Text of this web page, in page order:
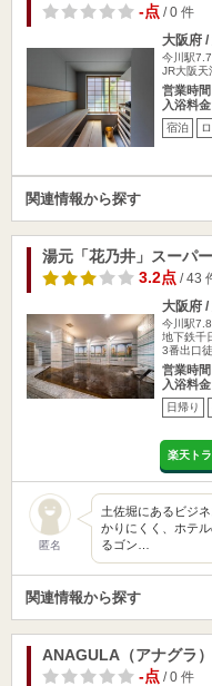
-点/ 0 件
大阪府
今川駅
JR大阪天
営業時間
入浴料金
宿泊
関連情報から探す
湯元「花乃井」スーパ
3.2点/ 43
大阪府
今川駅
地下鉄千
3番出口
営業時
入浴料
日帰り
楽天ト
匿名
土佐堀にあるビジ
かりにくく、ホテ
るゴン…
関連情報から探す
ANAGULA（アナグラ）
-点/ 0 件